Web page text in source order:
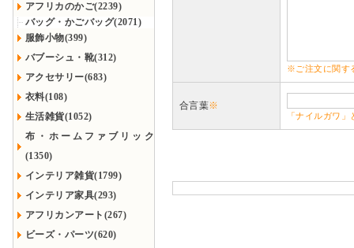
アフリカのかご(2239)
バッグ・かごバッグ(2071)
服飾小物(399)
バブーシュ・靴(312)
アクセサリー(683)
衣料(108)
生活雑貨(1052)
布・ホームファブリック
(1350)
インテリア雑貨(1799)
インテリア家具(293)
アフリカンアート(267)
ビーズ・パーツ(620)
※ご注文に関す
合言葉※
「ナイルガワ